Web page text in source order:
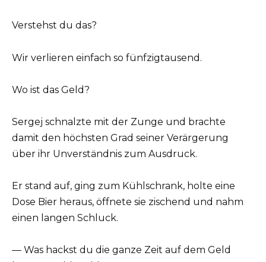
Verstehst du das?
Wir verlieren einfach so fünfzigtausend.
Wo ist das Geld?
Sergej schnalzte mit der Zunge und brachte
damit den höchsten Grad seiner Verärgerung
über ihr Unverständnis zum Ausdruck.
Er stand auf, ging zum Kühlschrank, holte eine
Dose Bier heraus, öffnete sie zischend und nahm
einen langen Schluck.
— Was hackst du die ganze Zeit auf dem Geld